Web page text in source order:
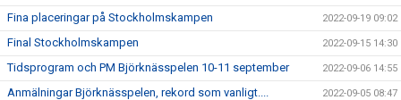
Fina placeringar på Stockholmskampen 2022-09-19 09:02
Final Stockholmskampen 2022-09-15 14:30
Tidsprogram och PM Björknässpelen 10-11 september 2022-09-06 14:55
Anmälningar Björknässpelen, rekord som vanligt.... 2022-09-05 08:47